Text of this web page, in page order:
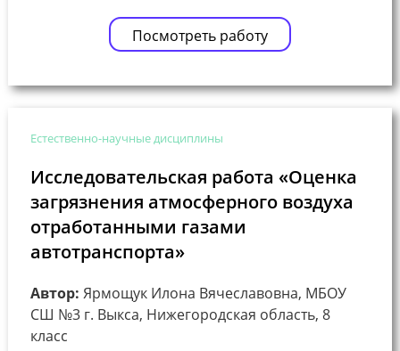
Посмотреть работу
Естественно-научные дисциплины
Исследовательская работа «Оценка
загрязнения атмосферного воздуха
отработанными газами
автотранспорта»
Автор: Ярмощук Илона Вячеславовна, МБОУ
СШ №3 г. Выкса, Нижегородская область, 8
класс